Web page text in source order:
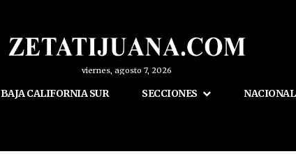
viernes, agosto 7, 2026
BAJA CALIFORNIA SUR SECCIONES NACIONAL